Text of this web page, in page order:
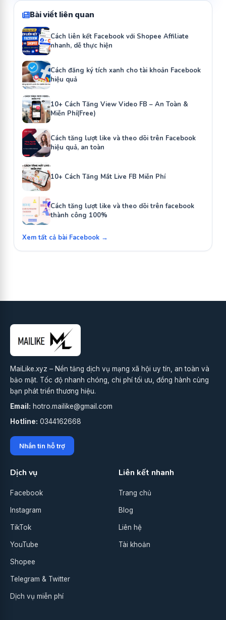
Bài viết liên quan
Cách liên kết Facebook với Shopee Affiliate
nhanh, dễ thực hiện
Cách đăng ký tích xanh cho tài khoản Facebook
hiệu quả
10+ Cách Tăng View Video FB – An Toàn &
Miễn Phí(Free)
Cách tăng lượt like và theo dõi trên Facebook
hiệu quả, an toàn
10+ Cách Tăng Mắt Live FB Miễn Phí
Cách tăng lượt like và theo dõi trên facebook
thành công 100%
Xem tất cả bài Facebook →
MaiLike.xyz – Nền tảng dịch vụ mạng xã hội uy tín, an toàn và
bảo mật. Tốc độ nhanh chóng, chi phí tối ưu, đồng hành cùng
bạn phát triển thương hiệu.
Email: hotro.mailike@gmail.com
Hotline: 0344162668
Nhắn tin hỗ trợ
Dịch vụ
Facebook
Instagram
TikTok
YouTube
Shopee
Telegram & Twitter
Dịch vụ miễn phí
Liên kết nhanh
Trang chủ
Blog
Liên hệ
Tài khoản